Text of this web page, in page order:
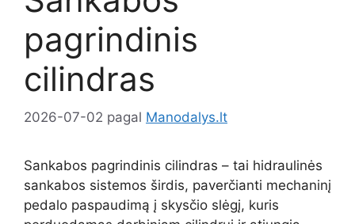
pagrindinis
cilindras
2026-07-02 pagal Manodalys.lt
Sankabos pagrindinis cilindras – tai hidraulinės
sankabos sistemos širdis, paverčianti mechaninį
pedalo paspaudimą į skysčio slėgį, kuris